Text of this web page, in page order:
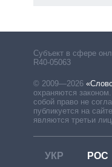
Субъект в сфере
R40-05063
© 2009—2026
охраняются
собой право не
публикуется на
являются третьи
УКР РОС